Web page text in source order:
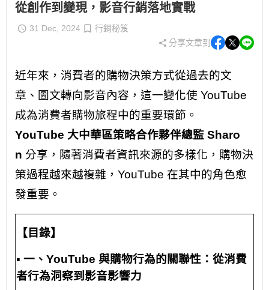
從創作到變現，影音行銷落地實戰
31 Dec, 2024
行銷秘笈
分享文章到
近年來，消費者的購物決策方式從過去的文
章、圖文轉向影音內容，這一變化使 YouTube
成為消費者購物旅程中的重要環節。
YouTube 大中華區策略合作夥伴總監 Sharo
n 分享，隨著消費者資訊來源的多樣化，購物決
策過程越來越複雜，YouTube 在其中的角色愈
發重要。
【目錄】
▪️ 一、 YouTube 與購物行為的關聯性：從消費
者行為洞察到影音影響力